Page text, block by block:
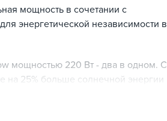
мощность в сочетании с
энергетической независимости в
мощностью 220 Вт - два в одном. С
на 25% больше солнечной энергии